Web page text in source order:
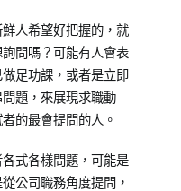
人希望好把握的，就
問嗎？可能有人會表
足功課，或者是立即
題，來展現求職動
的最會提問的人。
各式各樣問題，可能是
公司職務角度提問，